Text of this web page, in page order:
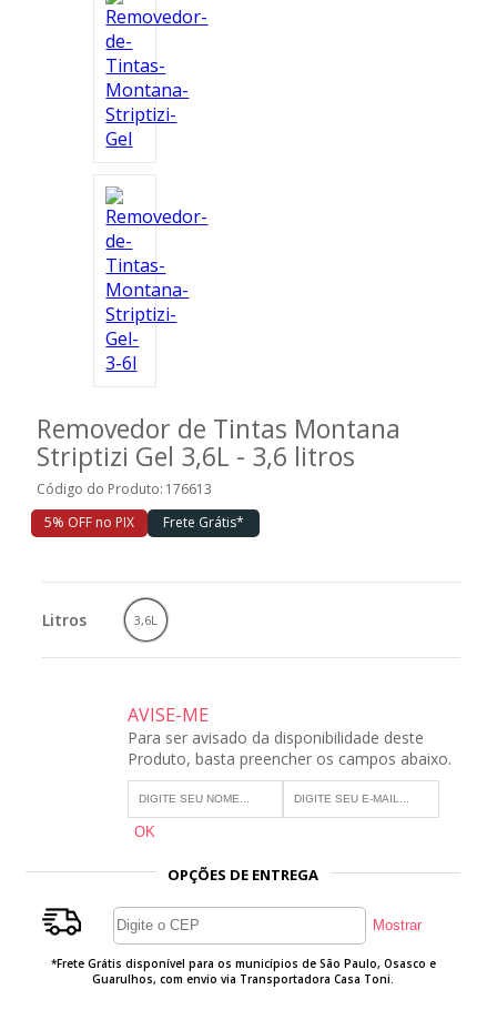
Ferramentas
Removedor de Tintas Montana
Striptizi Gel 3,6L - 3,6 litros
Código do Produto: 176613
5% OFF no PIX
Frete Grátis*
Litros 3,6L
AVISE-ME
Para ser avisado da disponibilidade deste
Produto, basta preencher os campos abaixo.
OPÇÕES DE ENTREGA
*Frete Grátis disponível para os municípios de São Paulo, Osasco e
Guarulhos, com envio via Transportadora Casa Toni.